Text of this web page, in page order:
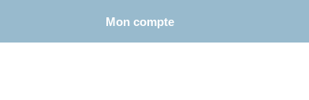
Mon compte